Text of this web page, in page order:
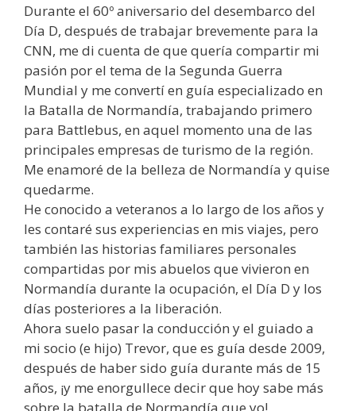
Durante el 60º aniversario del desembarco del
Día D, después de trabajar brevemente para la
CNN, me di cuenta de que quería compartir mi
pasión por el tema de la Segunda Guerra
Mundial y me convertí en guía especializado en
la Batalla de Normandía, trabajando primero
para Battlebus, en aquel momento una de las
principales empresas de turismo de la región.
Me enamoré de la belleza de Normandía y quise
quedarme.
He conocido a veteranos a lo largo de los años y
les contaré sus experiencias en mis viajes, pero
también las historias familiares personales
compartidas por mis abuelos que vivieron en
Normandía durante la ocupación, el Día D y los
días posteriores a la liberación.
Ahora suelo pasar la conducción y el guiado a
mi socio (e hijo) Trevor, que es guía desde 2009,
después de haber sido guía durante más de 15
años, ¡y me enorgullece decir que hoy sabe más
sobre la batalla de Normandía que yo!